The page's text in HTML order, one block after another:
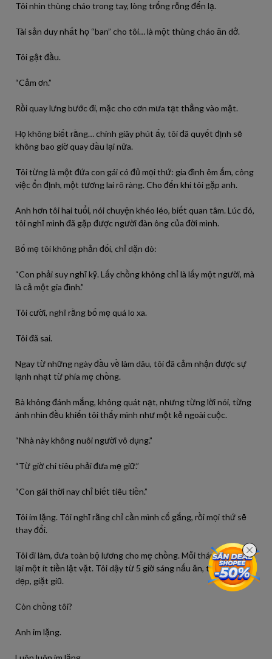
Tôi nhìn thùng cháo trong tay, lòng trống rỗng đến lạ.
Tài sản duy nhất họ “ban” cho tôi… là một thùng cháo ăn dở.
Tôi gật đầu.
“Cảm ơn.”
Rồi quay lưng bước đi, mặc cho cơn mưa tạt thẳng vào mặt.
Họ không biết rằng… chính giây phút ấy, tôi đã quyết định sẽ
không bao giờ quay đầu lại nữa.
Tôi từng là một đứa con gái có đủ mọi thứ: gia đình êm ấm, công
việc ổn định, một tương lai rõ ràng. Cho đến khi tôi gặp anh.
Anh hơn tôi hai tuổi, nói chuyện khéo léo, biết quan tâm. Lúc đó,
tôi nghĩ mình đã gặp được người đàn ông của đời mình.
Bố mẹ tôi không phản đối, chỉ dặn dò:
“Con phải suy nghĩ kỹ. Lấy chồng không chỉ là lấy một người, mà
là cả một gia đình.”
Tôi cười, nghĩ rằng bố mẹ quá lo xa.
Tôi đã sai.
Ngay từ những ngày đầu về làm dâu, tôi đã cảm nhận được sự
lạnh nhạt từ phía mẹ chồng.
Bà không đánh mắng, không quát nạt, nhưng từng lời nói, từng
ánh nhìn đều khiến tôi thấy mình như một kẻ ngoài cuộc.
“Nhà này không nuôi người vô dụng.”
“Từ giờ chi tiêu phải đưa mẹ giữ.”
“Con gái thời nay chỉ biết tiêu tiền.”
Tôi im lặng. Tôi nghĩ rằng chỉ cần mình cố gắng, rồi mọi thứ sẽ
thay đổi.
Tôi đi làm, đưa toàn bộ lương cho mẹ chồng. Mỗi tháng chỉ giữ
lại một ít tiền lặt vặt. Tôi dậy từ 5 giờ sáng nấu ăn, tối về lại dọn
dẹp, giặt giũ.
Còn chồng tôi?
Anh im lặng.